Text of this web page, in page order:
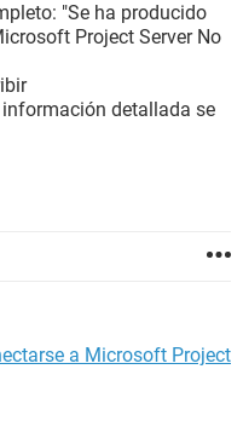
"Se ha producido
Project Server No
información detallada se
a Microsoft Project